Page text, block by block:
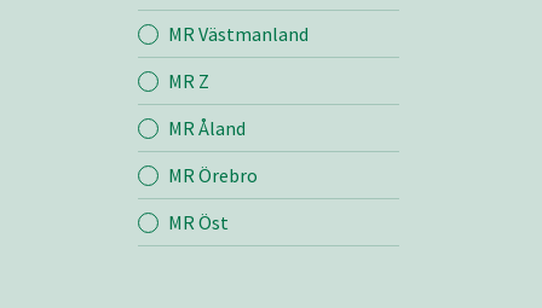
MR Västmanland
MR Z
MR Åland
MR Örebro
MR Öst